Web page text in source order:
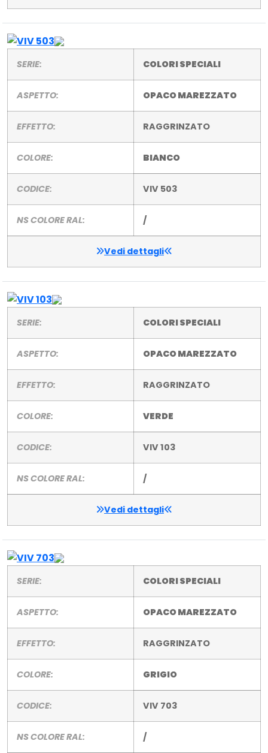
SERIE: COLORI SPECIALI
ASPETTO: OPACO MAREZZATO
EFFETTO: RAGGRINZATO
COLORE: BIANCO
CODICE: VIV 503
NS COLORE RAL: /
Vedi dettagli
SERIE: COLORI SPECIALI
ASPETTO: OPACO MAREZZATO
EFFETTO: RAGGRINZATO
COLORE: VERDE
CODICE: VIV 103
NS COLORE RAL: /
Vedi dettagli
SERIE: COLORI SPECIALI
ASPETTO: OPACO MAREZZATO
EFFETTO: RAGGRINZATO
COLORE: GRIGIO
CODICE: VIV 703
NS COLORE RAL: /